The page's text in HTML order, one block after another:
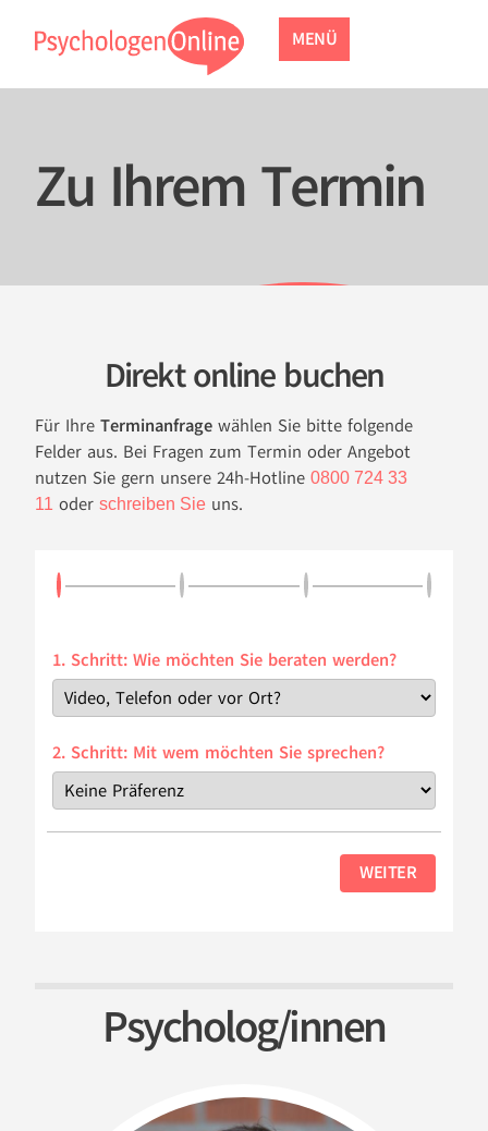
MENÜ
Zu Ihrem Termin
Direkt online buchen
Für Ihre Terminanfrage wählen Sie bitte folgende
Felder aus. Bei Fragen zum Termin oder Angebot
nutzen Sie gern unsere 24h-Hotline 0800 724 33
11 oder schreiben Sie uns.
1. Schritt: Wie möchten Sie beraten werden?
2. Schritt: Mit wem möchten Sie sprechen?
WEITER
Psycholog/­innen